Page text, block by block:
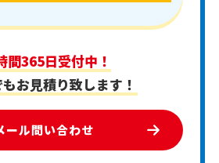
間365日受付中！
お見積り致します！
ール問い合わせ